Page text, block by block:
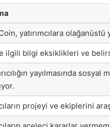
yatırımcılara
ilgili bilgi eksiklikleri ve
yayılmasında
projeyi ve ekiplerini